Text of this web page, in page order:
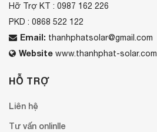
Hỡ Trợ KT : 0987 162 226
PKD : 0868 522 122
Email: thanhphatsolar@gmail.com
Website www.thanhphat-solar.com
HỖ TRỢ
Liên hệ
Tư vấn onlinlle